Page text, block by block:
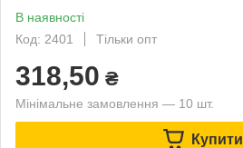
В наявності
Код: 2401
Тільки опт
318,50 ₴
Мінімальне замовлення — 10 шт.
Купити